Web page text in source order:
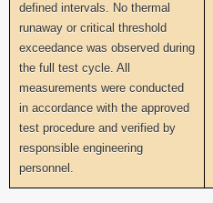
defined intervals. No thermal
runaway or critical threshold
exceedance was observed during
the full test cycle. All
measurements were conducted
in accordance with the approved
test procedure and verified by
responsible engineering
personnel.